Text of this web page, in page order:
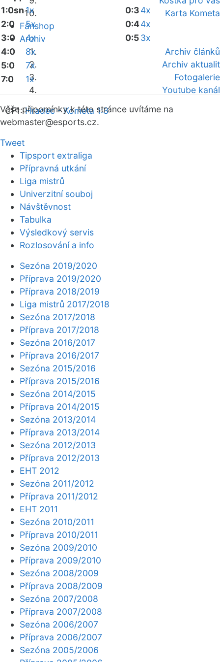
Karta Kometa
Fanshop
Archiv
Archiv článků
Archiv aktualit
Fotogalerie
Youtube kanál
ČF1:Hradec - Kometa 1:3
1:0sn1x
2:0
5x
3:0
4x
4:0
8x
5:0
7x
7:0
1x
0:34x
0:44x
0:53x
Vaše připomínky k této stránce uvítáme na
webmaster@esports.cz.
Tweet
Tipsport extraliga
Přípravná utkání
Liga mistrů
Univerzitní souboj
Návštěvnost
Tabulka
Výsledkový servis
Rozlosování a info
Sezóna 2019/2020
Příprava 2019/2020
Příprava 2018/2019
Liga mistrů 2017/2018
Sezóna 2017/2018
Příprava 2017/2018
Sezóna 2016/2017
Příprava 2016/2017
Sezóna 2015/2016
Příprava 2015/2016
Sezóna 2014/2015
Příprava 2014/2015
Sezóna 2013/2014
Příprava 2013/2014
Sezóna 2012/2013
Příprava 2012/2013
EHT 2012
Sezóna 2011/2012
Příprava 2011/2012
EHT 2011
Sezóna 2010/2011
Příprava 2010/2011
Sezóna 2009/2010
Příprava 2009/2010
Sezóna 2008/2009
Příprava 2008/2009
Sezóna 2007/2008
Příprava 2007/2008
Sezóna 2006/2007
Příprava 2006/2007
Sezóna 2005/2006